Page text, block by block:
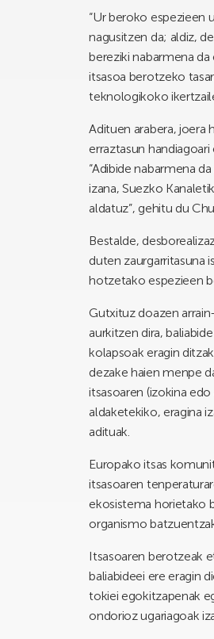
“Ur beroko espezieen
nagusitzen da; aldiz,
bereziki nabarmena
itsasoa berotzeko
teknologikoko
Adituen arabera, joera
erraztasun
“Adibide nabarmena
izana, Suezko
aldatuz”, gehitu du
Bestalde,
duten zaurgarritasuna
hotzetako espezieen
Gutxituz doazen
aurkitzen dira,
kolapsoak eragin
dezake haien menpe
itsasoaren (izokina
aldaketekiko, eragina
adituak.
Europako itsas
itsasoaren
ekosistema horietako
organismo
Itsasoaren berotzeak
baliabideei ere eragin
tokiei egokitzapenak
ondorioz ugariagoak